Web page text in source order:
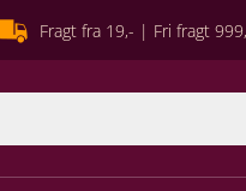
Fragt fra 19,- | Fri fragt